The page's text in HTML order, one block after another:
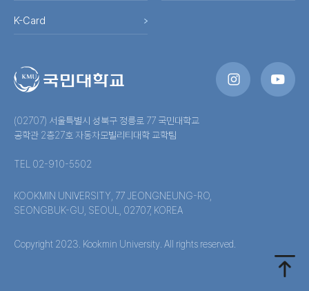
(02707) 서울특별시 성북구 정릉로 77 국민대학교
공학관 2층27호 자동차모빌리티대학 교학팀
TEL 02-910-5502
KOOKMIN UNIVERSITY, 77 JEONGNEUNG-RO,
SEONGBUK-GU, SEOUL, 02707, KOREA
K-Card
Copyright 2023. Kookmin University. All rights reserved.